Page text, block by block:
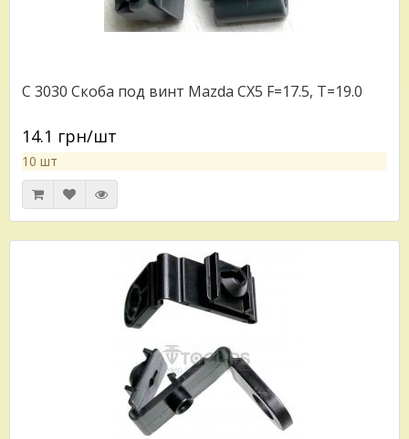
C 3030 Скоба под винт Mazda CX5 F=17.5, T=19.0
14.1 грн/шт
10 шт